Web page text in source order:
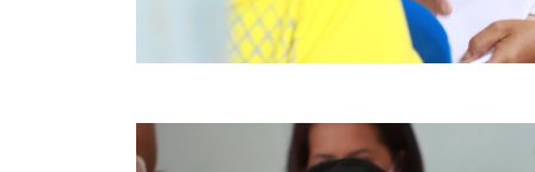
ระเบียบพัสดุฯ การจัดซื้อจัดจ้าง
การเสริมสร้างคุณธรรมจริยธรรม